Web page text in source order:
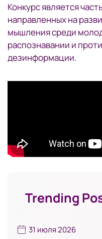
Конкурс является
направленных на
мышления среди
распознавании и
дезинформации.
Trending
31 июля 2026